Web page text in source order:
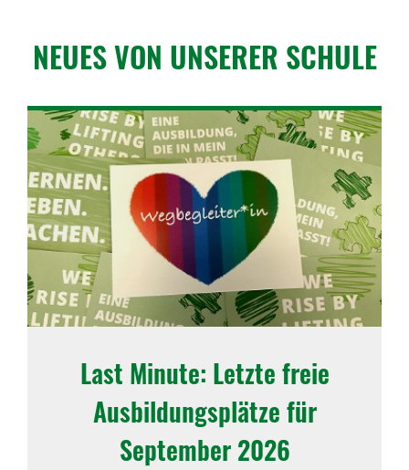
NEUES VON UNSERER SCHULE
Last Minute: Letzte freie
Ausbildungsplätze für
September 2026